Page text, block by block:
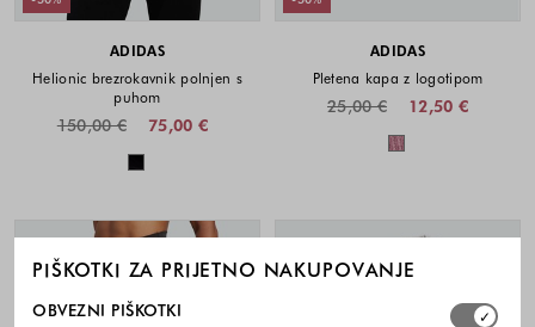
ADIDAS
Helionic brezrokavnik polnjen s
puhom
75,00 €
150,00 €
Barve na voljo
ADIDAS
Pletena kapa z logotipom
12,50 €
25,00 €
Barve na voljo
PIŠKOTKI ZA PRIJETNO NAKUPOVANJE
Izberite, katere skupine piškotkov dovolite. Obvezni
OBVEZNI PIŠKOTKI